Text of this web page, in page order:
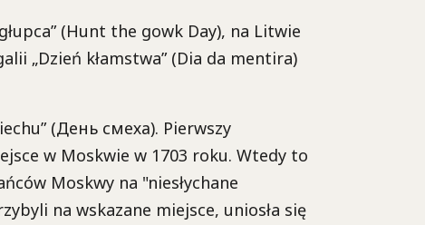
(Hunt the gowk Day), na Litwie
„Dzień kłamstwa” (Dia da mentira)
(День смеха). Pierwszy
w Moskwie w 1703 roku. Wtedy to
Moskwy na "niesłychane
na wskazane miejsce, uniosła się